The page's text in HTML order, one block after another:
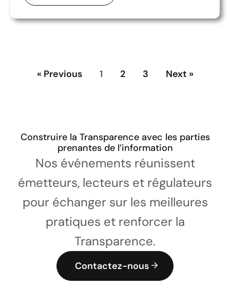
« Previous 1 2 3 Next »
Construire la Transparence avec les parties
prenantes de l’information
Nos événements réunissent
émetteurs, lecteurs et régulateurs
pour échanger sur les meilleures
pratiques et renforcer la
Transparence.
Contactez-nous